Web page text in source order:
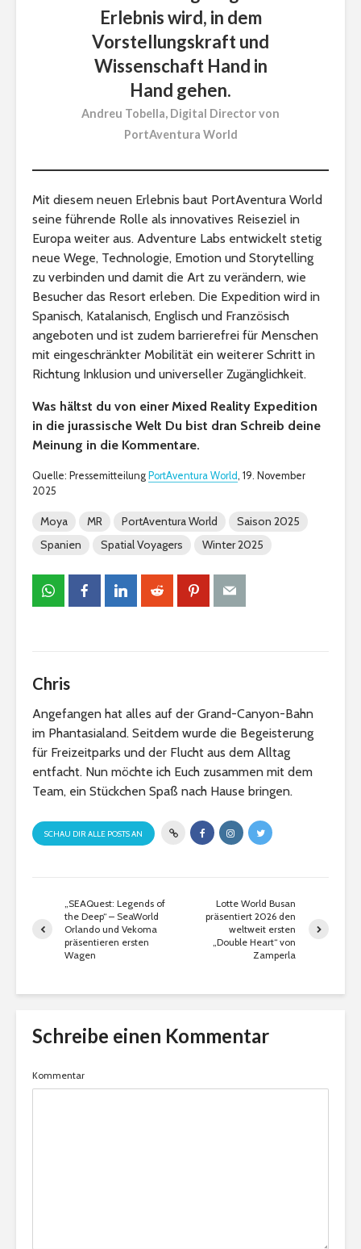
Erlebnis wird, in dem
Vorstellungskraft und
Wissenschaft Hand in
Hand gehen.
Andreu Tobella, Digital Director von
PortAventura World
Mit diesem neuen Erlebnis baut PortAventura World
seine führende Rolle als innovatives Reiseziel in
Europa weiter aus. Adventure Labs entwickelt stetig
neue Wege, Technologie, Emotion und Storytelling
zu verbinden und damit die Art zu verändern, wie
Besucher das Resort erleben. Die Expedition wird in
Spanisch, Katalanisch, Englisch und Französisch
angeboten und ist zudem barrierefrei für Menschen
mit eingeschränkter Mobilität ein weiterer Schritt in
Richtung Inklusion und universeller Zugänglichkeit.
Was hältst du von einer Mixed Reality Expedition
in die jurassische Welt Du bist dran Schreib deine
Meinung in die Kommentare.
Quelle: Pressemitteilung PortAventura World , 19. November
2025
Moya MR PortAventura World
Saison 2025
Spanien
Spatial Voyagers Winter 2025
Chris
Angefangen hat alles auf der Grand-Canyon-Bahn
im Phantasialand. Seitdem wurde die Begeisterung
für Freizeitparks und der Flucht aus dem Alltag
entfacht. Nun möchte ich Euch zusammen mit dem
Team, ein Stückchen Spaß nach Hause bringen.
SCHAU DIR ALLE POSTS AN
„SEAQuest: Legends of
the Deep“ – SeaWorld
Orlando und Vekoma
präsentieren ersten
Wagen
Lotte World Busan
präsentiert 2026 den
weltweit ersten
„Double Heart“ von
Zamperla
Schreibe einen Kommentar
Kommentar